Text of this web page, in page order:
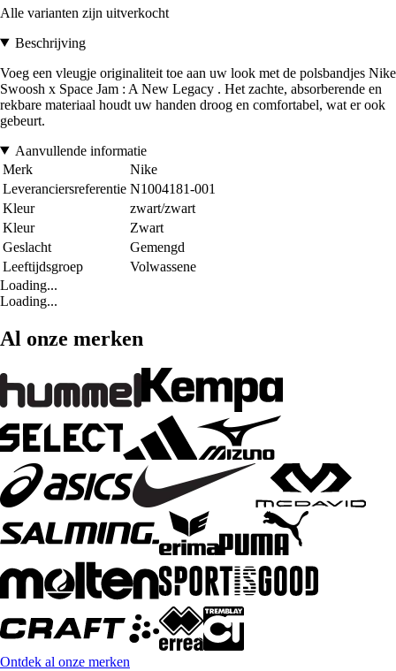
Alle varianten zijn uitverkocht
Beschrijving
Voeg een vleugje originaliteit toe aan uw look met de polsbandjes Nike
Swoosh x Space Jam : A New Legacy . Het zachte, absorberende en
rekbare materiaal houdt uw handen droog en comfortabel, wat er ook
gebeurt.
Aanvullende informatie
Merk
Nike
Leveranciersreferentie N1004181-001
Kleur
zwart/zwart
Kleur
Zwart
Geslacht
Gemengd
Leeftijdsgroep
Volwassene
Loading...
Loading...
Al onze merken
Ontdek al onze merken